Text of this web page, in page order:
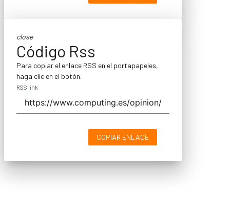
close
Código Rss
Para copiar el enlace RSS en el portapapeles,
haga clic en el botón.
RSS link
COPIAR ENLACE